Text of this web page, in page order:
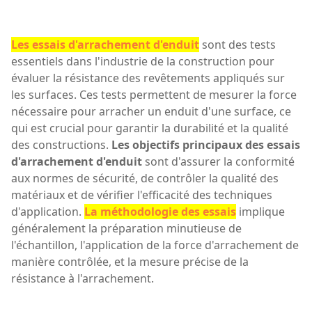
Les essais d'arrachement d'enduit sont des tests
essentiels dans l'industrie de la construction pour
évaluer la résistance des revêtements appliqués sur
les surfaces. Ces tests permettent de mesurer la force
nécessaire pour arracher un enduit d'une surface, ce
qui est crucial pour garantir la durabilité et la qualité
des constructions. Les objectifs principaux des essais
d'arrachement d'enduit sont d'assurer la conformité
aux normes de sécurité, de contrôler la qualité des
matériaux et de vérifier l'efficacité des techniques
d'application. La méthodologie des essais implique
généralement la préparation minutieuse de
l'échantillon, l'application de la force d'arrachement de
manière contrôlée, et la mesure précise de la
résistance à l'arrachement.